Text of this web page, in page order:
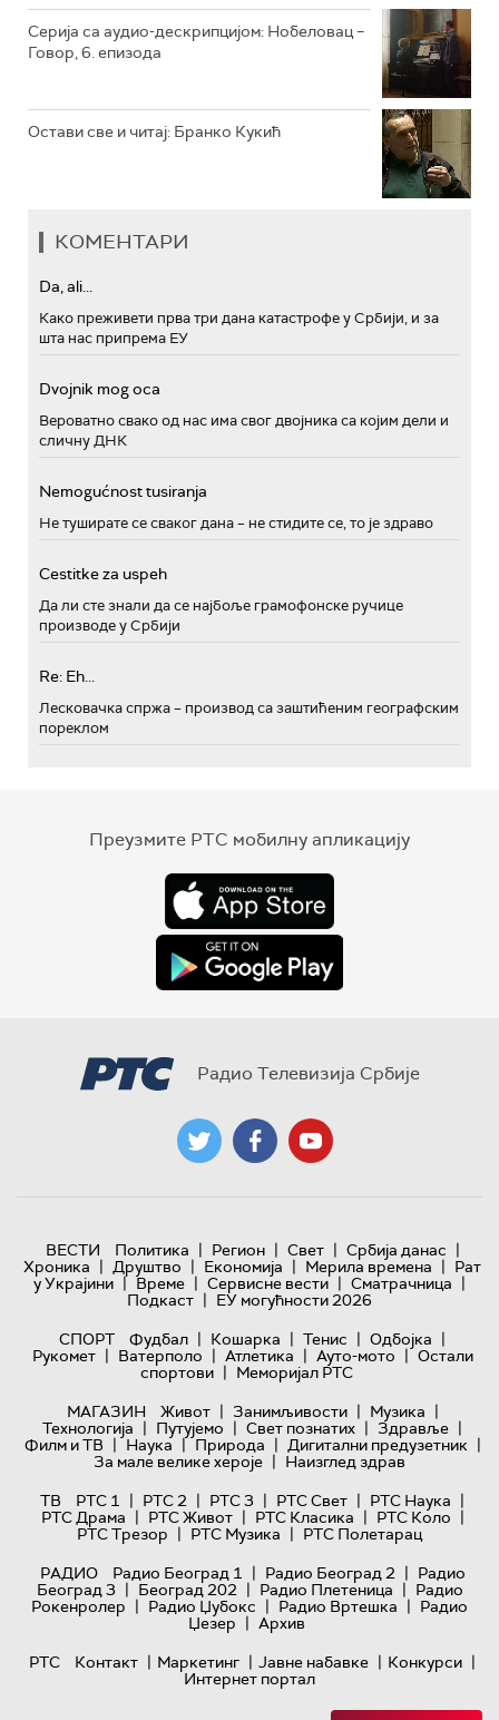
Серија са аудио-дескрипцијом: Нобеловац –
Говор, 6. епизода
Остави све и читај: Бранко Кукић
КОМЕНТАРИ
Da, ali...
Како преживети прва три дана катастрофе у Србији, и за
шта нас припрема ЕУ
Dvojnik mog oca
Вероватно свако од нас има свог двојника са којим дели и
сличну ДНК
Nemogućnost tusiranja
Не туширате се сваког дана – не стидите се, то је здраво
Cestitke za uspeh
Да ли сте знали да се најбоље грамофонске ручице
производе у Србији
Re: Eh...
Лесковачка спржа – производ са заштићеним географским
пореклом
Преузмите РТС мобилну апликацију
Радио Телевизија Србије
ВЕСТИ Политика | Регион | Свет | Србија данас |
Хроника | Друштво | Економија | Мерила времена | Рат
у Украјини | Време | Сервисне вести | Сматрачница |
Подкаст | ЕУ могућности 2026
СПОРТ
Фудбал | Кошарка | Тенис | Одбојка |
Рукомет | Ватерполо | Атлетика | Ауто-мото | Остали
спортови | Меморијал РТС
МАГАЗИН
Живот | Занимљивости | Музика |
Технологијa | Путујемо | Свет познатих | Здравље |
Филм и ТВ | Наука | Природа | Дигитални предузетник |
За мале велике хероје | Наизглед здрав
ТВ
РТС 1 | РТС 2 | РТС 3 | РТС Свет | РТС Наука |
РТС Драма | РТС Живот | РТС Класика | РТС Коло |
РТС Трезор | РТС Музика | РТС Полетарац
РАДИО
Радио Београд 1 | Радио Београд 2 | Радио
Београд 3 | Београд 202 | Радио Плетеница | Радио
Рокенролер | Радио Џубокс | Радио Вртешка | Радио
Џезер | Архив
РТС
Контакт | Маркетинг | Јавне набавке | Конкурси |
Интернет портал